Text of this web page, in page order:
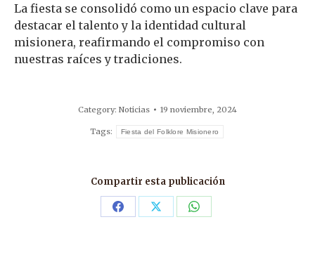
La fiesta se consolidó como un espacio clave para
destacar el talento y la identidad cultural
misionera, reafirmando el compromiso con
nuestras raíces y tradiciones.
Category: Noticias 19 noviembre, 2024
Tags: Fiesta del Folklore Misionero
Compartir esta publicación
Share Share Share